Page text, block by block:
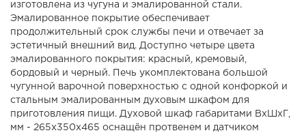
изготовлена из чугуна и эмалированной стали.
Эмалированное покрытие обеспечивает
продолжительный срок службы печи и отвечает за
эстетичный внешний вид. Доступно четыре цвета
эмалированного покрытия: красный, кремовый,
бордовый и черный. Печь укомплектована большой
чугунной варочной поверхностью с одной конфоркой и
стальным эмалированным духовым шкафом для
приготовления пищи. Духовой шкаф габаритами ВхШхГ,
мм - 265х350х465 оснащён протвенем и датчиком